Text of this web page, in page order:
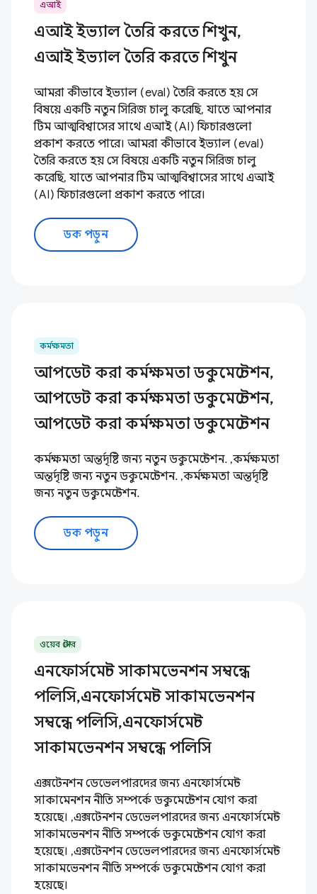
এআই
এআই ইভ্যাল তৈরি করতে শিখুন,
এআই ইভ্যাল তৈরি করতে শিখুন
আমরা কীভাবে ইভ্যাল (eval) তৈরি করতে হয় সে
বিষয়ে একটি নতুন সিরিজ চালু করেছি, যাতে আপনার
টিম আত্মবিশ্বাসের সাথে এআই (AI) ফিচারগুলো
প্রকাশ করতে পারে। আমরা কীভাবে ইভ্যাল (eval)
তৈরি করতে হয় সে বিষয়ে একটি নতুন সিরিজ চালু
করেছি, যাতে আপনার টিম আত্মবিশ্বাসের সাথে এআই
(AI) ফিচারগুলো প্রকাশ করতে পারে।
ডক পড়ুন
কর্মক্ষমতা
আপডেট করা কর্মক্ষমতা ডকুমেন্টেশন,
আপডেট করা কর্মক্ষমতা ডকুমেন্টেশন,
আপডেট করা কর্মক্ষমতা ডকুমেন্টেশন
কর্মক্ষমতা অন্তর্দৃষ্টি জন্য নতুন ডকুমেন্টেশন. ,কর্মক্ষমতা
অন্তর্দৃষ্টি জন্য নতুন ডকুমেন্টেশন. ,কর্মক্ষমতা অন্তর্দৃষ্টি
জন্য নতুন ডকুমেন্টেশন.
ডক পড়ুন
ওয়েব স্টোর
এনফোর্সমেন্ট সাকামভেনশন সম্বন্ধে
পলিসি,এনফোর্সমেন্ট সাকামভেনশন
সম্বন্ধে পলিসি,এনফোর্সমেন্ট
সাকামভেনশন সম্বন্ধে পলিসি
এক্সটেনশন ডেভেলপারদের জন্য এনফোর্সমেন্ট
সাকামেনশন নীতি সম্পর্কে ডকুমেন্টেশন যোগ করা
হয়েছে। ,এক্সটেনশন ডেভেলপারদের জন্য এনফোর্সমেন্ট
সাকামভেনশন নীতি সম্পর্কে ডকুমেন্টেশন যোগ করা
হয়েছে। ,এক্সটেনশন ডেভেলপারদের জন্য এনফোর্সমেন্ট
সাকামভেনশন নীতি সম্পর্কে ডকুমেন্টেশন যোগ করা
হয়েছে।